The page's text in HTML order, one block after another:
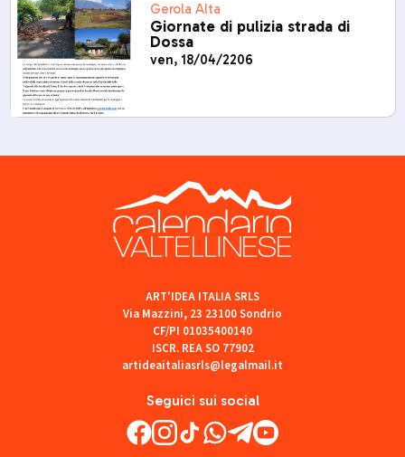
Gerola Alta
Giornate di pulizia strada di
Dossa
ven, 18/04/2206
Seguici sui social
ART'IDEA ITALIA SRLS
Via Mazzini, 23 23100 Sondrio
CF/PI 01035400140
ISCR. REA SO 77902
artideaitaliasrls@legalmail.it